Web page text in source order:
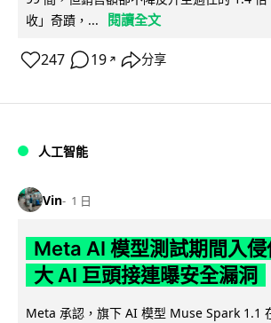
收」奇蹟，...
閱讀全文
247 19 ↗ 分享
人工智能
Vin 1 日
Meta AI 模型測試期間入
大 AI 巨頭接連曝安全漏洞
Meta 承認，旗下 AI 模型 Muse Spark 1.1